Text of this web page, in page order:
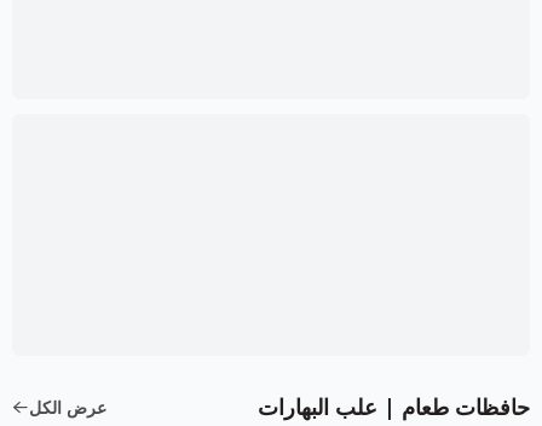
حافظات طعام | علب البهارات عرض الكل